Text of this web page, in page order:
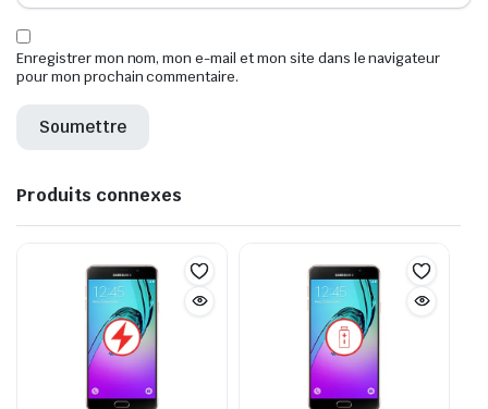
Enregistrer mon nom, mon e-mail et mon site dans le navigateur
pour mon prochain commentaire.
Produits connexes